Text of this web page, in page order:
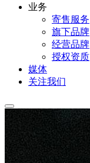
业务
寄售服务
旗下品牌
经营品牌
授权资质
媒体
关注我们